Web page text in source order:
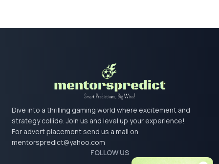
Dive into a thrilling gaming world where excitement and
strategy collide. Join us and level up your experience!
For advert placement send us a mail on
mentorspredict@yahoo.com
FOLLOW US